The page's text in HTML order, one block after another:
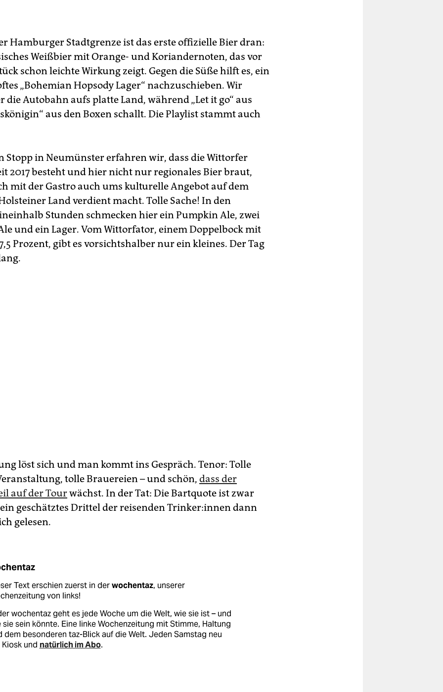
Hamburger Stadtgrenze ist das erste offizielle Bier dran:
Weißbier mit Orange- und Koriandernoten, das vor
schon leichte Wirkung zeigt. Gegen die Süße hilft es, ein
„Bohemian Hopsody Lager“ nachzuschieben. Wir
die Autobahn aufs platte Land, während „Let it go“ aus
aus den Boxen schallt. Die Playlist stammt auch
Stopp in Neumünster erfahren wir, dass die Wittorfer
2017 besteht und hier nicht nur regionales Bier braut,
mit der Gastro auch ums kulturelle Angebot auf dem
Land verdient macht. Tolle Sache! In den
Stunden schmecken hier ein Pumpkin Ale, zwei
und ein Lager. Vom Wittorfator, einem Doppelbock mit
Prozent, gibt es vorsichtshalber nur ein kleines. Der Tag
löst sich und man kommt ins Gespräch. Tenor: Tolle
tolle Brauereien – und schön, dass der
auf der Tourwächst. In der Tat: Die Bartquote ist zwar
geschätztes Drittel der reisenden Trin­ke­r:in­nen dann
gelesen.
Text erschien zuerst in derwochentaz, unserer
von links!
wochentaz geht es jede Woche um die Welt, wie sie ist – und
sie sein könnte. Eine linke Wochenzeitung mit Stimme, Haltung
dem besonderen taz-Blick auf die Welt. Jeden Samstag neu
Kiosk und natürlich im Abo.